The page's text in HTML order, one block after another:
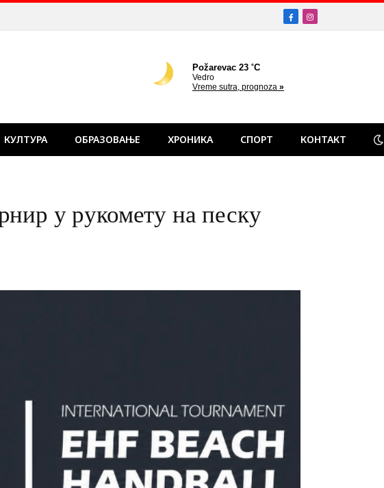
FacebookInstagram
КУЛТУРА ОБРАЗОВАЊЕ ХРОНИКА СПОРТ КОНТАКТ
у рукомету на песку